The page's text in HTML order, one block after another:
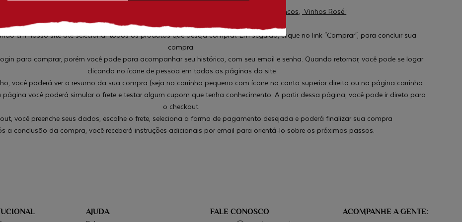
Vinhos Brancos, Vinhos Rosé;
em nosso site até selecionar todos os produtos que deseja comprar. Em seguida, clique no link "Comprar", para concluir sua
compra.
para comprar, porém você pode para acompanhar seu histórico, com seu email e senha. Quando retornar, você pode se logar
clicando no ícone de pessoa em todas as páginas do site
você poderá ver o resumo da sua compra (seja no carrinho pequeno com ícone no canto superior direito ou na página carrinho
página você poderá simular o frete e testar algum cupom que tenha conhecimento. A partir dessa página, você pode ir direto para
o checkout.
você preenche seus dados, escolhe o frete, seleciona a forma de pagamento desejada e poderá finalizar sua compra
a conclusão da compra, você receberá instruções adicionais por email para orientá-lo sobre os próximos passos.
AJUDA FALE CONOSCO ACOMPANHE A GENTE: